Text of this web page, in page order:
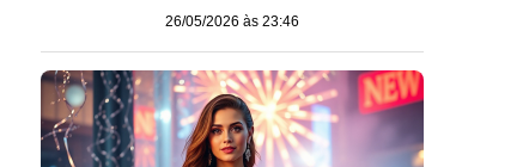
26/05/2026 às 23:46